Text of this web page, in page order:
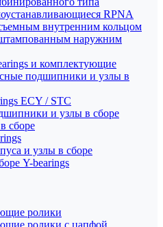
RPNA
внутренним кольцом
наружним
и комплектующие
подшипники и узлы в
ECY / STC
и узлы в сборе
сборе
и узлы в сборе
Y-bearings
ролики
ролики с цапфой